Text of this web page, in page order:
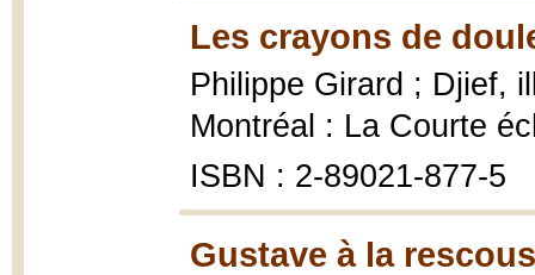
Les crayons de
Philippe Girard ; Djief,
Montréal : La Courte
ISBN : 2-89021-877-5
Gustave à la